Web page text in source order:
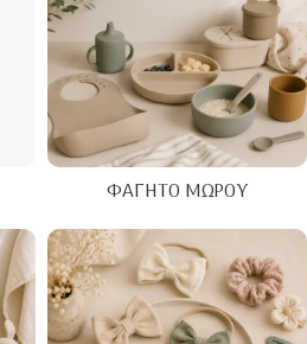
ΦΑΓΗΤΌ ΜΩΡΟΎ